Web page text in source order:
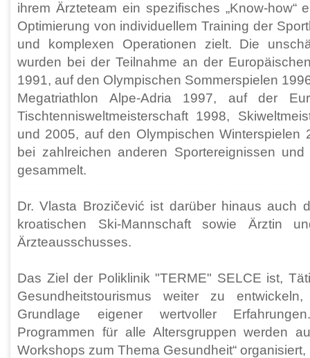
ihrem Ärzteteam ein spezifisches „Know-how“
Optimierung von individuellem Training der
und komplexen Operationen zielt. Die
wurden bei der Teilnahme an der
1991, auf den Olympischen Sommerspielen
Megatriathlon Alpe-Adria 1997, auf der
Tischtennisweltmeisterschaft 1998,
und 2005, auf den Olympischen Winterspielen
bei zahlreichen anderen Sportereignissen und
gesammelt.
Dr. Vlasta Brozičević ist darüber hinaus auch
kroatischen Ski-Mannschaft sowie Ärztin
Ärzteausschusses.
Das Ziel der Poliklinik "TERME" SELCE ist,
Gesundheitstourismus weiter zu
Grundlage eigener wertvoller
Programmen für alle Altersgruppen werden
Workshops zum Thema Gesundheit“